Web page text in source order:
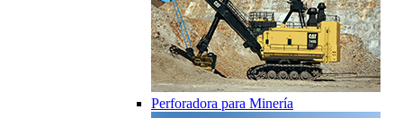
Perforadora para Minería